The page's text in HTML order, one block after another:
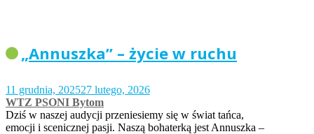
„Annuszka” – życie w ruchu
11 grudnia, 202527 lutego, 2026
WTZ PSONI Bytom
Dziś w naszej audycji przeniesiemy się w świat tańca,
emocji i scenicznej pasji. Naszą bohaterką jest Annuszka –